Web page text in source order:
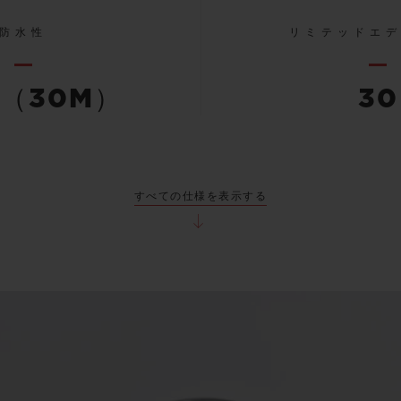
水性
30M）
リミテッドエ
30
すべての仕様を表示する